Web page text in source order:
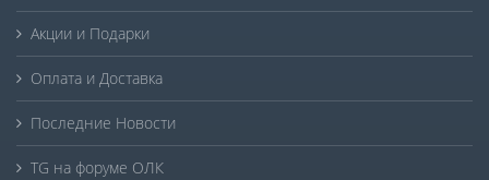
Акции и Подарки
Оплата и Доставка
Последние Новости
TG на форуме ОЛК